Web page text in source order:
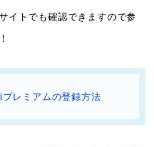
イトでも確認できますので参
プレミアムの登録方法